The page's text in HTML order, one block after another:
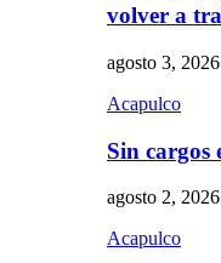
volver a
agosto 3, 2026
Acapulco
Sin
agosto 2, 2026
Acapulco